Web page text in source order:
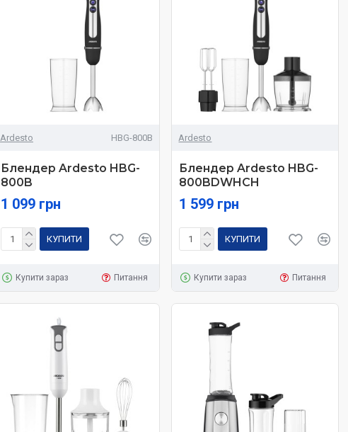
Ardesto HBG-800B
Блендер Ardesto HBG-
800B
1 099 грн
КУПИТИ
Купити зараз Питання
Ardesto
Блендер Ardesto HBG-
800BDWHCH
1 599 грн
КУПИТИ
Купити зараз Питання